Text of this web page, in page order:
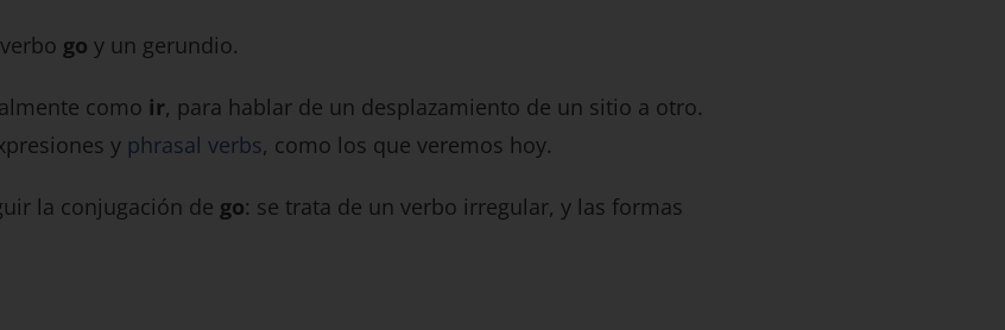
go y un gerundio.
como ir, para hablar de un desplazamiento de un sitio a otro.
y phrasal verbs, como los que veremos hoy.
la conjugación de go: se trata de un verbo irregular, y las formas